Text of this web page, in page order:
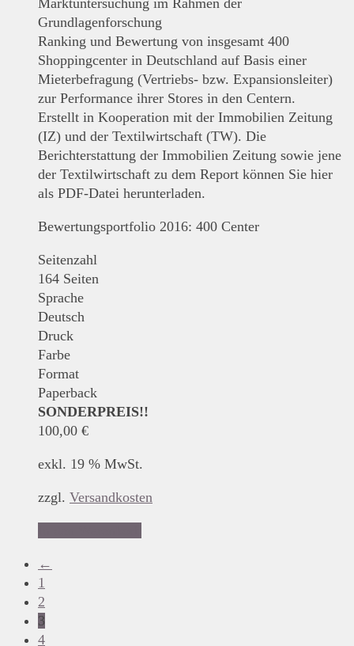
Marktuntersuchung im Rahmen der
Grundlagenforschung
Ranking und Bewertung von insgesamt 400
Shoppingcenter in Deutschland auf Basis einer
Mieterbefragung (Vertriebs- bzw. Expansionsleiter)
zur Performance ihrer Stores in den Centern.
Erstellt in Kooperation mit der Immobilien Zeitung
(IZ) und der Textilwirtschaft (TW). Die
Berichterstattung der Immobilien Zeitung sowie jene
der Textilwirtschaft zu dem Report können Sie hier
als PDF-Datei herunterladen.
Bewertungsportfolio 2016: 400 Center
Seitenzahl
164 Seiten
Sprache
Deutsch
Druck
Farbe
Format
Paperback
SONDERPREIS!!
100,00 €
exkl. 19 % MwSt.
zzgl. Versandkosten
←
1
2
3
4